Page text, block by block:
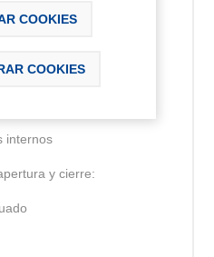
puertas y cajones:
internos
y cierre:
COOKIES
COOKIES